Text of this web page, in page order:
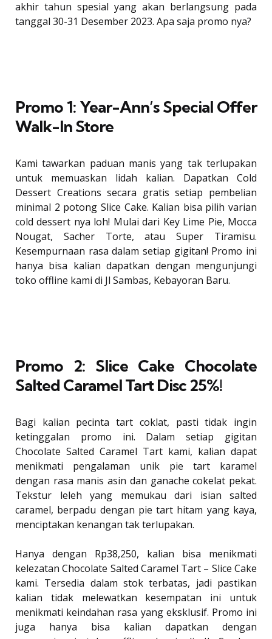
akhir tahun spesial yang akan berlangsung pada
tanggal 30-31 Desember 2023. Apa saja promo nya?
Promo 1: Year-Ann’s Special Offer
Walk-In Store
Kami tawarkan paduan manis yang tak terlupakan
untuk memuaskan lidah kalian. Dapatkan Cold
Dessert Creations secara gratis setiap pembelian
minimal 2 potong Slice Cake. Kalian bisa pilih varian
cold dessert nya loh! Mulai dari Key Lime Pie, Mocca
Nougat, Sacher Torte, atau Super Tiramisu.
Kesempurnaan rasa dalam setiap gigitan! Promo ini
hanya bisa kalian dapatkan dengan mengunjungi
toko offline kami di Jl Sambas, Kebayoran Baru.
Promo 2: Slice Cake Chocolate
Salted Caramel Tart Disc 25%!
Bagi kalian pecinta tart coklat, pasti tidak ingin
ketinggalan promo ini. Dalam setiap gigitan
Chocolate Salted Caramel Tart kami, kalian dapat
menikmati pengalaman unik pie tart karamel
dengan rasa manis asin dan ganache cokelat pekat.
Tekstur leleh yang memukau dari isian salted
caramel, berpadu dengan pie tart hitam yang kaya,
menciptakan kenangan tak terlupakan.
Hanya dengan Rp38,250, kalian bisa menikmati
kelezatan Chocolate Salted Caramel Tart – Slice Cake
kami. Tersedia dalam stok terbatas, jadi pastikan
kalian tidak melewatkan kesempatan ini untuk
menikmati keindahan rasa yang eksklusif. Promo ini
juga hanya bisa kalian dapatkan dengan